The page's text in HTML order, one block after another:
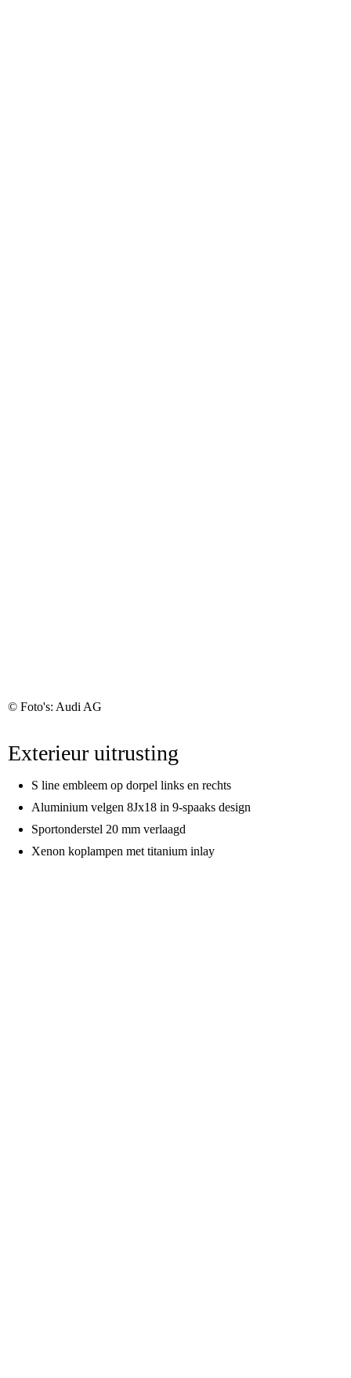
© Foto's: Audi AG
Exterieur uitrusting
S line embleem op dorpel links en rechts
Aluminium velgen 8Jx18 in 9-spaaks design
Sportonderstel 20 mm verlaagd
Xenon koplampen met titanium inlay